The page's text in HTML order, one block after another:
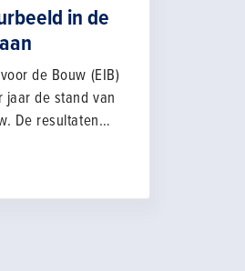
in de
de Bouw (EIB)
jaar de stand van
De resultaten
schakels van de